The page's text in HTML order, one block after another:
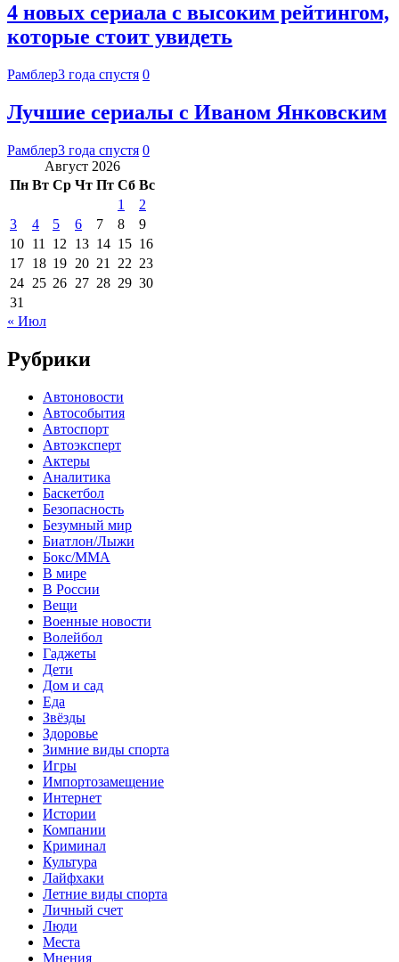
4 новых сериала с высоким рейтингом,
которые стоит увидеть
Рамблер3 года спустя 0
Лучшие сериалы с Иваном Янковским
Рамблер3 года спустя 0
Август 2026
Пн Вт Ср Чт Пт Сб Вс
1
2
3
4 5 6 7 8
9
10 11 12 13 14 15 16
17 18 19 20 21 22 23
24 25 26 27 28 29 30
31
« Июл
Рубрики
Автоновости
Автособытия
Автоспорт
Автоэксперт
Актеры
Аналитика
Баскетбол
Безопасность
Безумный мир
Биатлон/Лыжи
Бокс/MMA
В мире
В России
Вещи
Военные новости
Волейбол
Гаджеты
Дети
Дом и сад
Еда
Звёзды
Здоровье
Зимние виды спорта
Игры
Импортозамещение
Интернет
Истории
Компании
Криминал
Культура
Лайфхаки
Летние виды спорта
Личный счет
Люди
Места
Мнения